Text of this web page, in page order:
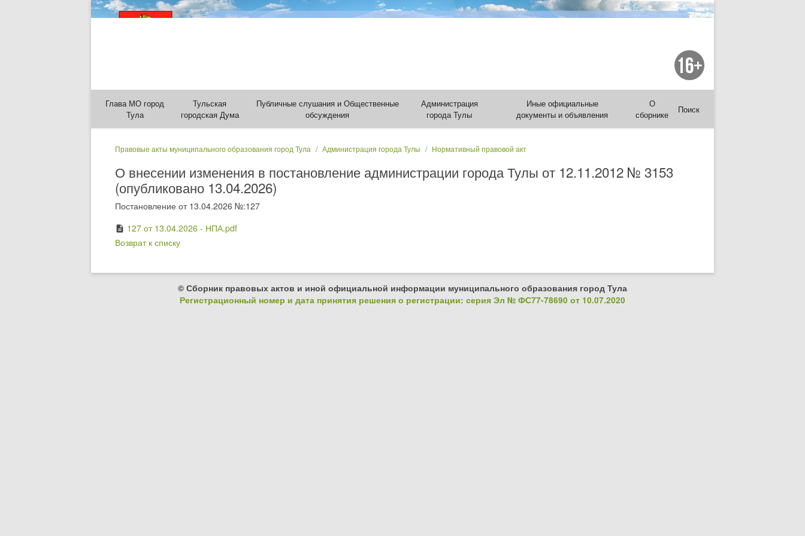
Глава МО город
Тула
Тульская
городская Дума
Публичные слушания и Общественные
обсуждения
Администрация
города Тулы
Иные официальные
документы и объявления
О
сборнике
Поиск
Правовые акты муниципального образования город Тула Администрация города Тулы Нормативный правовой акт
О внесении изменения в постановление администрации города Тулы от 12.11.2012 № 3153
(опубликовано 13.04.2026)
Постановление от 13.04.2026 №:127
description 127 от 13.04.2026 - НПА.pdf
Возврат к списку
© Сборник правовых актов и иной официальной информации муниципального образования город Тула
Регистрационный номер и дата принятия решения о регистрации: серия Эл № ФС77-78690 от 10.07.2020